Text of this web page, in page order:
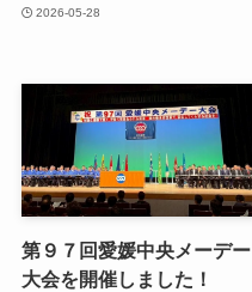
2026-05-28
第９７回愛媛中央メーデー
大会を開催しました！